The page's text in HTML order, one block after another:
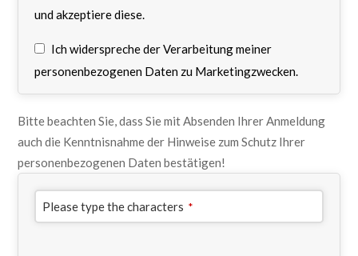
und akzeptiere diese.
Ich widerspreche der Verarbeitung meiner
personenbezogenen Daten zu Marketingzwecken.
Bitte beachten Sie, dass Sie mit Absenden Ihrer Anmeldung
auch die Kenntnisnahme der Hinweise zum Schutz Ihrer
personenbezogenen Daten bestätigen!
Please type the characters *